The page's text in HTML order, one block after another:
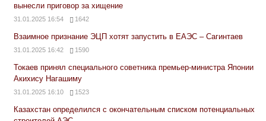
вынесли приговор за хищение
31.01.2025 16:54 1642
Взаимное признание ЭЦП хотят запустить в ЕАЭС – Сагинтаев
31.01.2025 16:42 1590
Токаев принял специального советника премьер-министра Японии
Акихису Нагашиму
31.01.2025 16:10 1523
Казахстан определился с окончательным списком потенциальных